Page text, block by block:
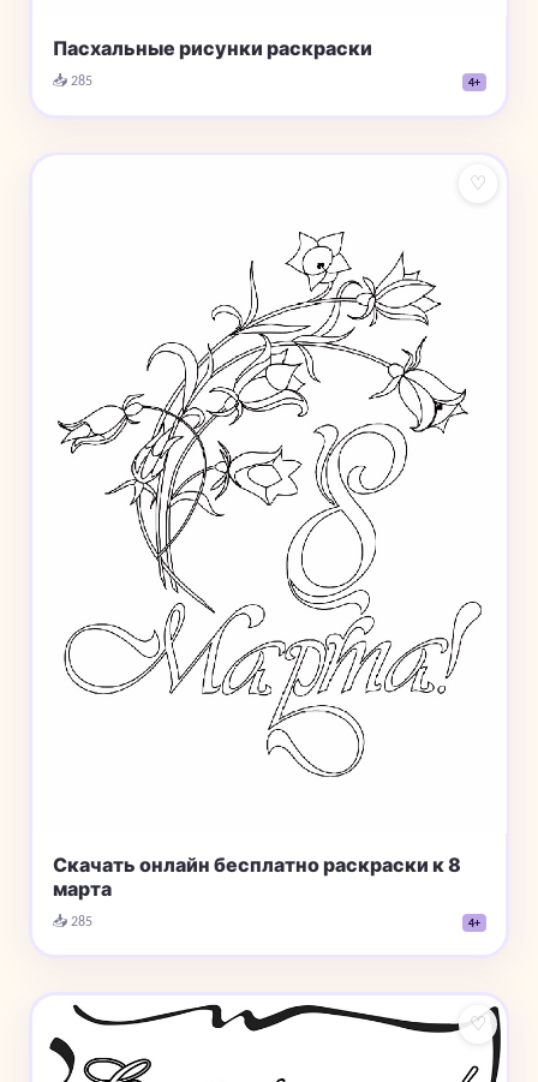
Пасхальные рисунки раскраски
📥 285 4+
♡
Скачать онлайн бесплатно раскраски к 8
марта
📥 285 4+
♡